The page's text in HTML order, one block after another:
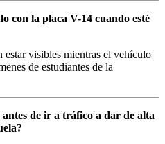
con la placa V-14 cuando esté
estar visibles mientras el vehículo
de estudiantes de la
de ir a tráfico a dar de alta